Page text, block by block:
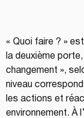
« Quoi faire ? »
la deuxième
changement »,
niveau
les actions et
environnement. À